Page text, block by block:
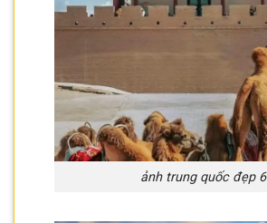
ảnh trung quốc đẹp 6